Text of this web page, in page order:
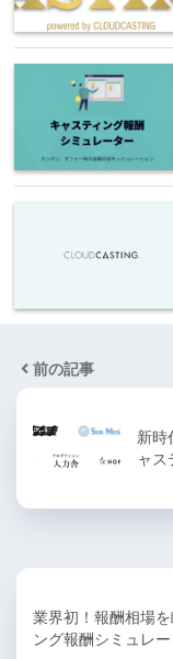
前の記事
新時
ャス
業界初！報酬相場
ング報酬シミュレ